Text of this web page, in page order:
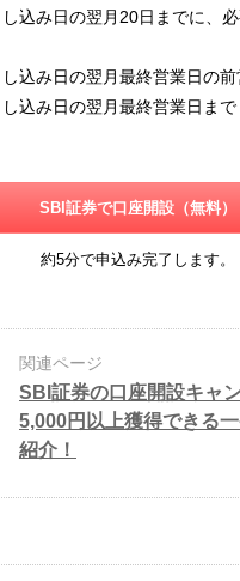
込み日の翌月20日までに、
込み日の翌月最終営業日の
込み日の翌月最終営業日まで
SBI証券で口座開設（無料）
約5分で申込み完了します。
関連ページ
SBI証券の口座開設キャ
5,000円以上獲得できる
紹介！